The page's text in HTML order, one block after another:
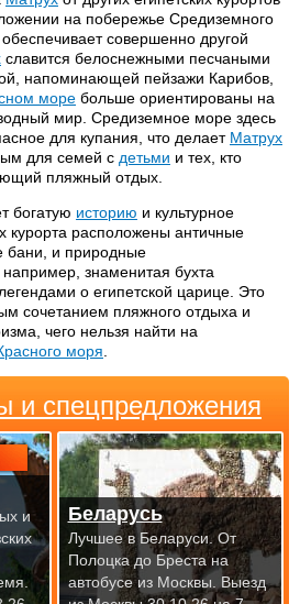
на побережье Средиземного
совершенно другой
славится белоснежными песчаными
напоминающей пейзажи Карибов,
море больше ориентированы на
мир. Средиземное море здесь
для купания, что делает Матрух
для семей с детьми и тех, кто
пляжный отдых.
богатую историю и культурное
курорта расположены античные
бани, и природные
, например, знаменитая бухта
легендами о египетской царице. Это
сочетанием пляжного отдыха и
чего нельзя найти на
моря
и спецпредложения
и
Беларусь
Лучшее в Беларуси. От
Полоцка до Бреста на
автобусе из Москвы. Выезд